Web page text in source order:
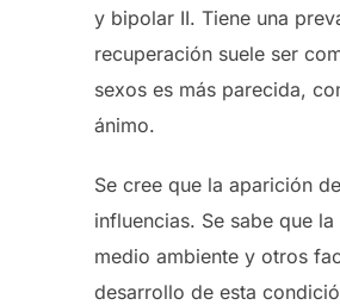
y bipolar II. Tiene una
recuperación suele ser
sexos es más parecida,
ánimo.
Se cree que la aparición
influencias. Se sabe que
medio ambiente y otros
desarrollo de esta